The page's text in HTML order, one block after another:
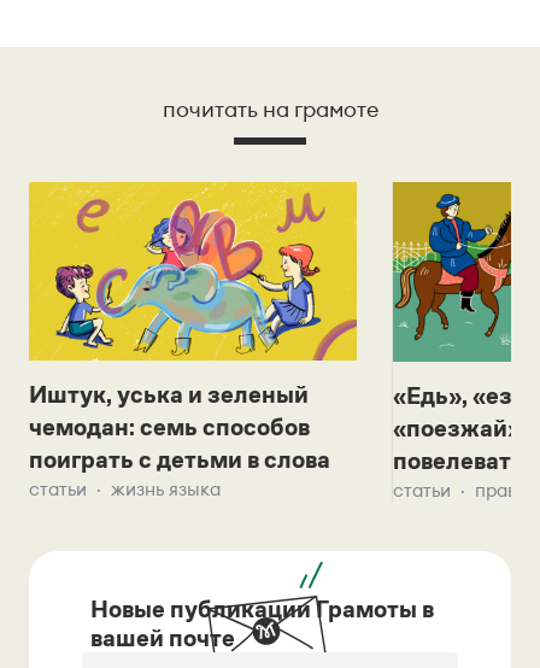
почитать на грамоте
Иштук, уська и зеленый
чемодан: семь способов
поиграть с детьми в слова
статьи жизнь языка
«Едь»,
«поезжай»?
повелевать
статьи
Новые публикации Грамоты в
вашей почте